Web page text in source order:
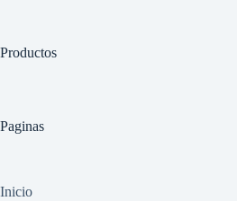
Productos
Paginas
Inicio